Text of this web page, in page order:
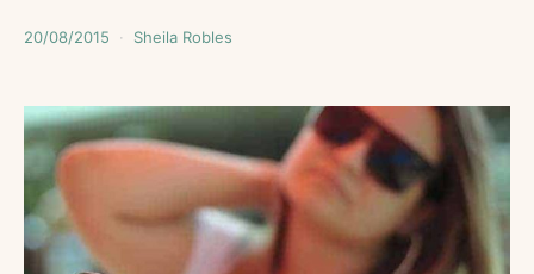
20/08/2015 Sheila Robles